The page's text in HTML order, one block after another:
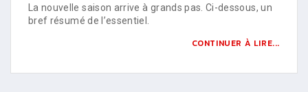
La nouvelle saison arrive à grands pas. Ci-dessous, un
bref résumé de l’essentiel.
CONTINUER À LIRE...